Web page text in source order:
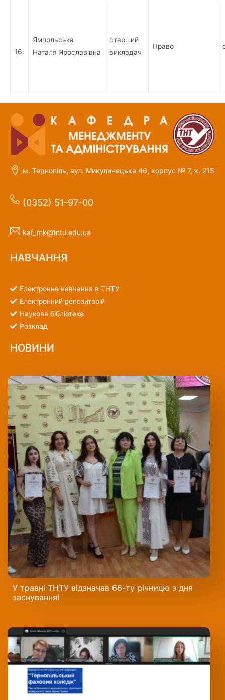
16.
Ямпольська
Наталя Ярославівна
старший
викладач
Право
м. Тернопіль, вул. Микулинецька 46, корпус № 7, к. 215
(0352) 51-97-00
kaf_mk@tntu.edu.ua
НАВЧАННЯ
Електронне навчання в ТНТУ
Електронний репозитарій
Наукова бібліотека
Розклад
НОВИНИ
У травні ТНТУ відзначав 66-ту річницю з дня
заснування!